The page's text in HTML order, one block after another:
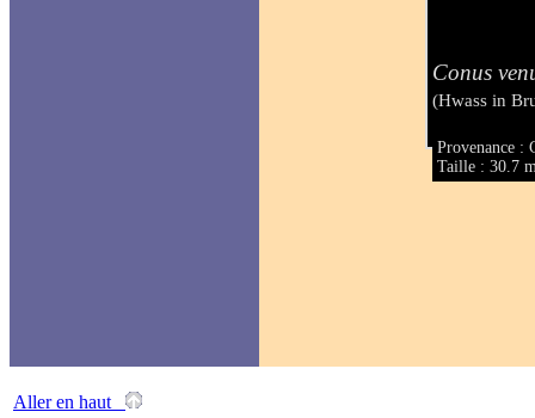
Conus
(Hwass in
Provenance :
Taille : 30.7
Aller en haut